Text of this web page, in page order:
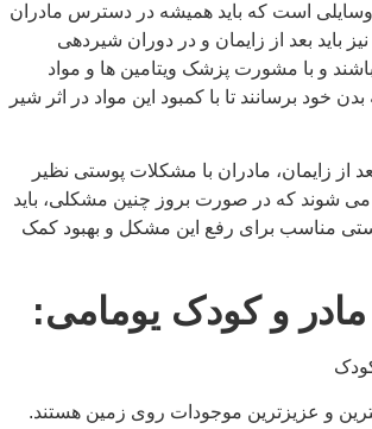
وسایلی است که باید همیشه در دسترس مادران
باید بعد از زایمان و در دوران شیردهی
و با مشورت پزشک ویتامین ها و مواد
خود برسانند تا با کمبود این مواد در اثر شیر
از زایمان، مادران با مشکلات پوستی نظیر
شوند که در صورت بروز چنین مشکلی، باید
مناسب برای رفع این مشکل و بهبود کمک
و کودک یومامی:
و عزیزترین موجودات روی زمین هستند.